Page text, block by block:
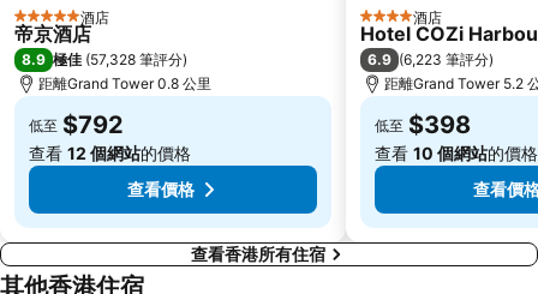
世界之窗
香洲區
珠海拱北汽車客運站
深圳野生動物園
大三巴牌坊
大梅沙海濱公園
5 星級 酒店
帝京酒店
8.9 極佳 (57,328 筆評分)
距離Grand Tower 0.8 公里
低至 $792
查看 12 個網站的價格
查看價格
4 星級 酒店
Hotel COZi
6.9 (6,223 筆評分)
距離Grand Tower 5.2
低至 $398
查看 10 個網站的價格
查看價
查看香港所有住宿
其他香港住宿